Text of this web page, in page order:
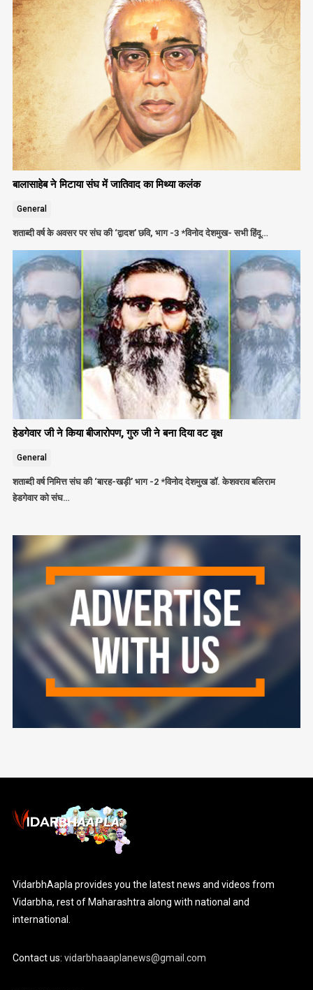
बालासाहेब ने मिटाया संघ में जातिवाद का मिथ्या कलंक
General
शताब्दी वर्ष के अवसर पर संघ की ‘द्वादश’ छवि, भाग -3 *विनोद देशमुख- सभी हिंदू…
हेडगेवार जी ने किया बीजारोपण, गुरु जी ने बना दिया वट वृक्ष
General
शताब्दी वर्ष निमित्त संघ की ‘बारह-खड़ी’ भाग -2 *विनोद देशमुख डॉ. केशवराव बलिराम
हेडगेवार को संघ…
VidarbhAapla provides you the latest news and videos from
Vidarbha, rest of Maharashtra along with national and
international.
Contact us:vidarbhaaaplanews@gmail.com